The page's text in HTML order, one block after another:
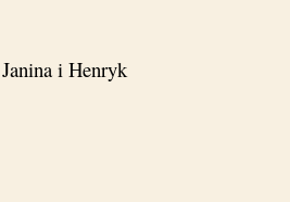
i Henryk